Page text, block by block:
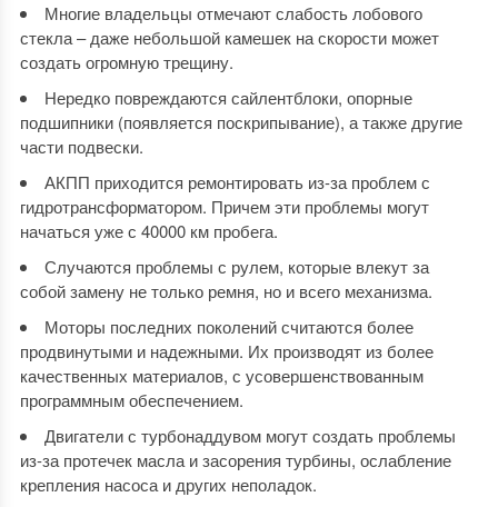
Многие владельцы отмечают слабость лобового
стекла – даже небольшой камешек на скорости может
создать огромную трещину.
Нередко повреждаются сайлентблоки, опорные
подшипники (появляется поскрипывание), а также другие
части подвески.
АКПП приходится ремонтировать из-за проблем с
гидротрансформатором. Причем эти проблемы могут
начаться уже с 40000 км пробега.
Случаются проблемы с рулем, которые влекут за
собой замену не только ремня, но и всего механизма.
Моторы последних поколений считаются более
продвинутыми и надежными. Их производят из более
качественных материалов, с усовершенствованным
программным обеспечением.
Двигатели с турбонаддувом могут создать проблемы
из-за протечек масла и засорения турбины, ослабление
крепления насоса и других неполадок.